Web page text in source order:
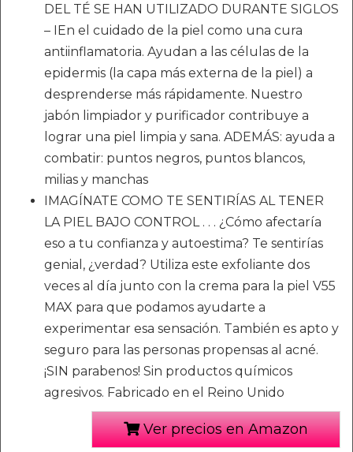
DEL TÉ SE HAN UTILIZADO DURANTE SIGLOS
– IEn el cuidado de la piel como una cura
antiinflamatoria. Ayudan a las células de la
epidermis (la capa más externa de la piel) a
desprenderse más rápidamente. Nuestro
jabón limpiador y purificador contribuye a
lograr una piel limpia y sana. ADEMÁS: ayuda a
combatir: puntos negros, puntos blancos,
milias y manchas
IMAGÍNATE COMO TE SENTIRÍAS AL TENER
LA PIEL BAJO CONTROL . . . ¿Cómo afectaría
eso a tu confianza y autoestima? Te sentirías
genial, ¿verdad? Utiliza este exfoliante dos
veces al día junto con la crema para la piel V55
MAX para que podamos ayudarte a
experimentar esa sensación. También es apto y
seguro para las personas propensas al acné.
¡SIN parabenos! Sin productos químicos
agresivos. Fabricado en el Reino Unido
Ver precios en Amazon